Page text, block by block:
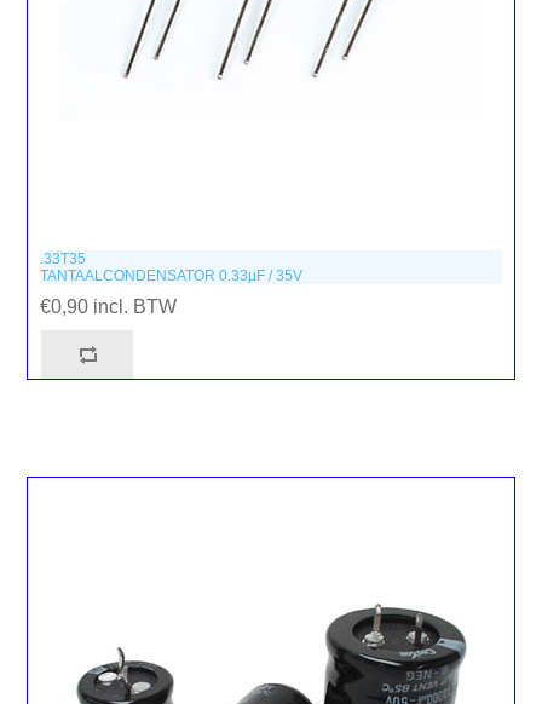
.33T35
TANTAALCONDENSATOR 0.33µF / 35V
€0,90 incl. BTW